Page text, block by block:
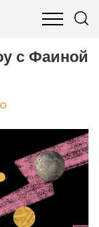
И ФИНАНСЫ
с Фаиной